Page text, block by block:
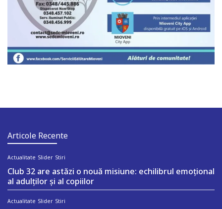
Articole Recente
Actualitate Slider Stiri
Club 32 are astăzi o nouă misiune: echilibrul emoțional
al adulților și al copiilor
Actualitate Slider Stiri